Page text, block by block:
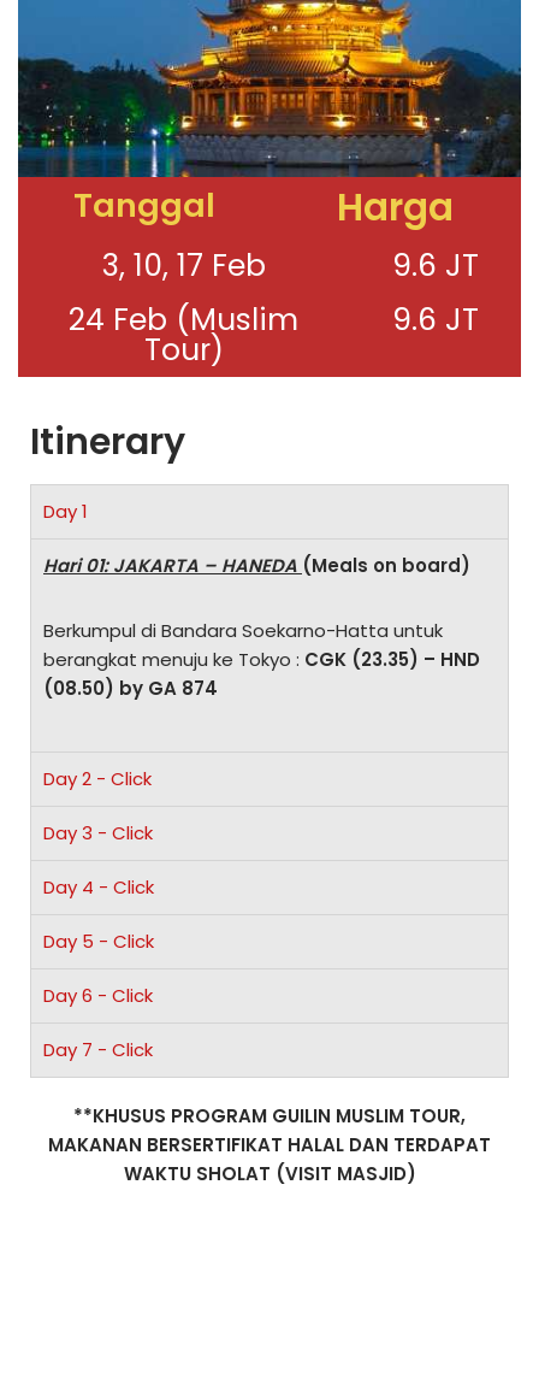
Tanggal Harga
3, 10, 17 Feb
9.6 JT
24 Feb (Muslim
Tour)
9.6 JT
Itinerary
Day 1
Hari 01: JAKARTA – HANEDA (Meals on board)
Berkumpul di Bandara Soekarno-Hatta untuk
berangkat menuju ke Tokyo : CGK (23.35) – HND
(08.50) by GA 874
Day 2 - Click
Day 3 - Click
Day 4 - Click
Day 5 - Click
Day 6 - Click
Day 7 - Click
**KHUSUS PROGRAM GUILIN MUSLIM TOUR,
MAKANAN BERSERTIFIKAT HALAL DAN TERDAPAT
WAKTU SHOLAT (VISIT MASJID)